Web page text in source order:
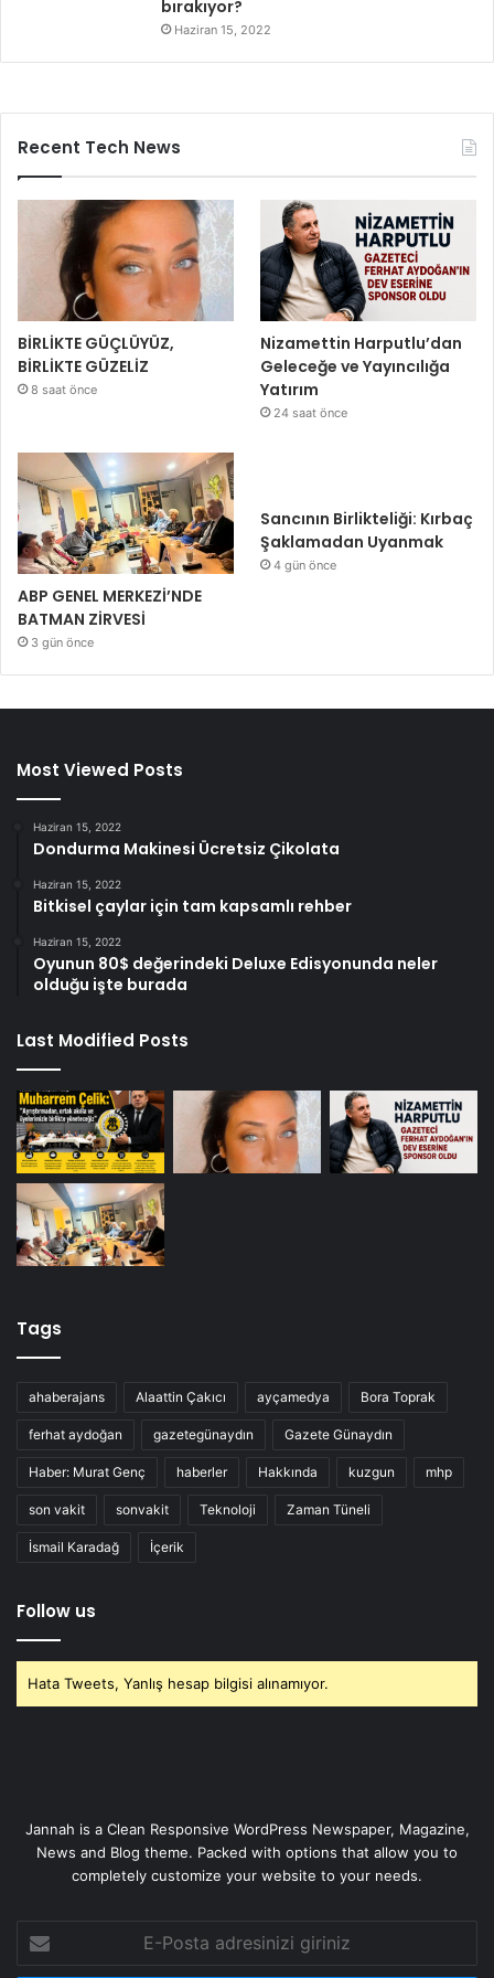
bırakıyor?
Haziran 15, 2022
Recent Tech News
BİRLİKTE GÜÇLÜYÜZ,
BİRLİKTE GÜZELİZ
8 saat önce
Nizamettin Harputlu’dan
Geleceğe ve Yayıncılığa
Yatırım
24 saat önce
ABP GENEL MERKEZİ’NDE
BATMAN ZİRVESİ
3 gün önce
Sancının Birlikteliği: Kırbaç
Şaklamadan Uyanmak
4 gün önce
Most Viewed Posts
Haziran 15, 2022
Dondurma Makinesi Ücretsiz Çikolata
Haziran 15, 2022
Bitkisel çaylar için tam kapsamlı rehber
Haziran 15, 2022
Oyunun 80$ değerindeki Deluxe Edisyonunda neler
olduğu işte burada
Last Modified Posts
Tags
ahaberajans Alaattin Çakıcı ayçamedya Bora Toprak
ferhat aydoğan gazetegünaydın Gazete Günaydın
Haber: Murat Genç haberler Hakkında kuzgun mhp
son vakit sonvakit Teknoloji Zaman Tüneli
İsmail Karadağ İçerik
Follow us
Hata Tweets, Yanlış hesap bilgisi alınamıyor.
Jannah is a Clean Responsive WordPress Newspaper, Magazine,
News and Blog theme. Packed with options that allow you to
completely customize your website to your needs.
E-
Posta